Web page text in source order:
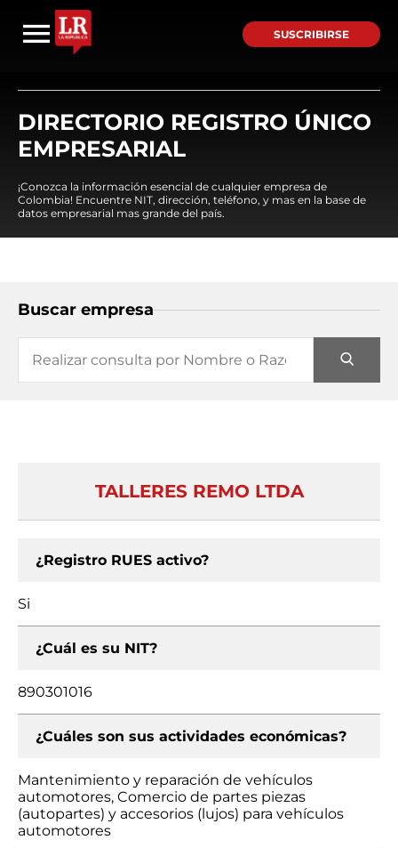
SUSCRIBIRSE
DIRECTORIO REGISTRO ÚNICO
EMPRESARIAL
¡Conozca la información esencial de cualquier empresa de
Colombia! Encuentre NIT, dirección, teléfono, y mas en la base de
datos empresarial mas grande del país.
Buscar empresa
TALLERES REMO LTDA
¿Registro RUES activo?
Si
¿Cuál es su NIT?
890301016
¿Cuáles son sus actividades económicas?
Mantenimiento y reparación de vehículos
automotores, Comercio de partes piezas
(autopartes) y accesorios (lujos) para vehículos
automotores